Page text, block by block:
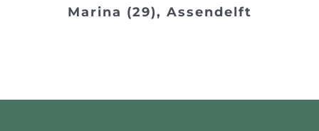
Marina (29), Assendelft